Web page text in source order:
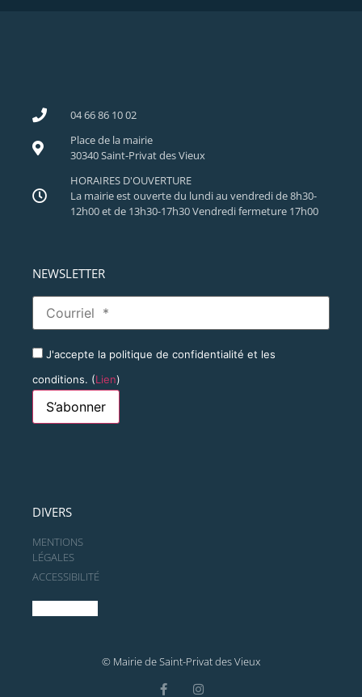
04 66 86 10 02
Place de la mairie
30340 Saint-Privat des Vieux
HORAIRES D'OUVERTURE
La mairie est ouverte du lundi au vendredi de 8h30-
12h00 et de 13h30-17h30 Vendredi fermeture 17h00
NEWSLETTER
J'accepte la politique de confidentialité et les
conditions. (Lien)
DIVERS
MENTIONS
LÉGALES
ACCESSIBILITÉ
© Mairie de Saint-Privat des Vieux​